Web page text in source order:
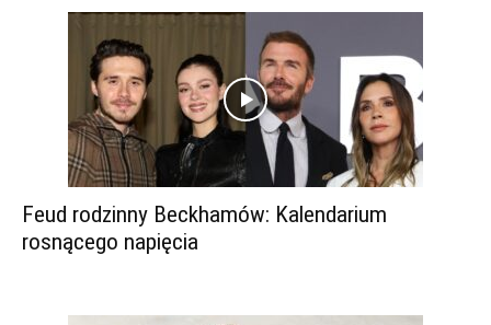
Feud rodzinny Beckhamów: Kalendarium
rosnącego napięcia